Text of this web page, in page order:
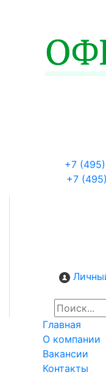
+7
+7
Главная
О компании
Вакансии
Контакты